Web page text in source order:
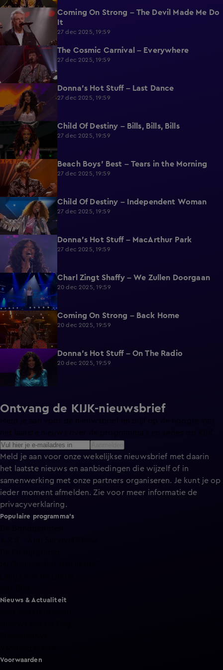
2:15
Coming On Strong – The Devil Made Me Do
It
27 dec 2025, 19:59
The Cosmic Carnival – Everywhere
27 dec 2025, 19:59
2:15 Donna's Hot Stuff – Last Dance
27 dec 2025, 19:59
2:06 Child Of Destiny – Bills, Bills, Bills
27 dec 2025, 19:59
2:22 Beach Boys' Best – Tears in the Morning
27 dec 2025, 19:59
2:12 Child Of Destiny – Independent Woman
27 dec 2025, 19:59
2:41 Donna's Hot Stuff – MacArthur Park
27 dec 2025, 19:59
2:19 Charl Zingt Shaffy – We Zullen Doorgaan
20 dec 2025, 19:59
2:00 Coming On Strong – Back Home
20 dec 2025, 19:59
Donna's Hot Stuff – On The Radio
20 dec 2025, 19:59
Ontvang de KIJK-nieuwsbrief
Meld je aan voor de nieuwsbrief en blijf op de hoogte van
Meld je aan voor onze wekelijkse nieuwsbrief met daarin
het laatste nieuws en aanbiedingen die wijzelf of in
samenwerking met onze partners organiseren. Je kunt je op
ieder moment afmelden. Zie voor meer informatie de
privacyverklaring.
Populaire programma's
Nieuws & Actualiteit
Voorwaarden